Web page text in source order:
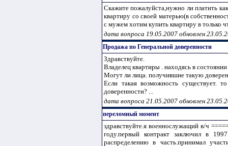
Скажите пожалуйста,нужно ли платить
квартиру со своей матерью(в
с мужем хотим купить квартиру в только
дата вопроса 19.05.2007 обновлен
Продажа по Генеральной доверенности
Здравствуйте.
Владелец квартиры . находясь в
Могут ли лица. получившие такую
Если такая возможность существует.
доверенности? ...
дата вопроса 21.05.2007 обновлен
переломный момент
здравствуйте.я военнослужащий в/ч
году.первый контракт заключил в
распределению в часть.принимал